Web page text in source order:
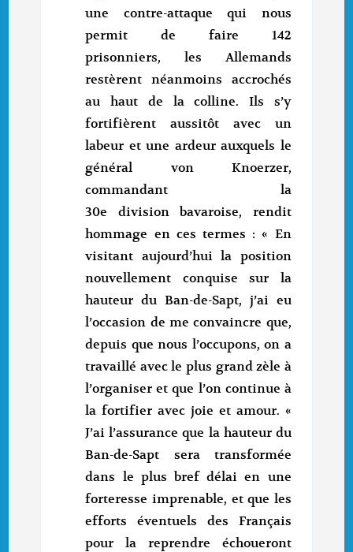
une contre-attaque qui nous
permit de faire 142
prisonniers, les Allemands
restèrent néanmoins accrochés
au haut de la colline. Ils s’y
fortifièrent aussitôt avec un
labeur et une ardeur auxquels le
général von Knoerzer,
commandant la
30e division bavaroise, rendit
hommage en ces termes : « En
visitant aujourd’hui la position
nouvellement conquise sur la
hauteur du Ban-de-Sapt, j’ai eu
l’occasion de me convaincre que,
depuis que nous l’occupons, on a
travaillé avec le plus grand zèle à
l’organiser et que l’on continue à
la fortifier avec joie et amour. «
J’ai l’assurance que la hauteur du
Ban-de-Sapt sera transformée
dans le plus bref délai en une
forteresse imprenable, et que les
efforts éventuels des Français
pour la reprendre échoueront